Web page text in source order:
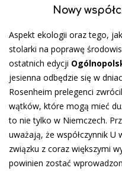
Nowy
Aspekt ekologii oraz tego,
stolarki na poprawę
ostatnich edycji
jesienna odbędzie się w
Rosenheim prelegenci
wątków, które mogą mieć
to nie tylko w Niemczech.
uważają, że współczynnik
związku z coraz większymi
powinien zostać